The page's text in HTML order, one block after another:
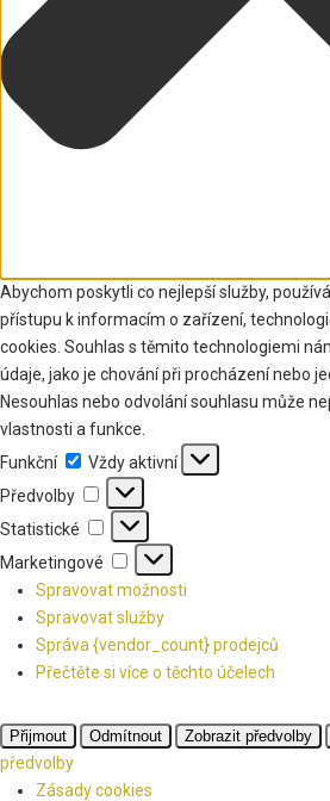
Abychom poskytli co nejlepší služby,
přístupu k informacím o zařízení,
cookies. Souhlas s těmito technologiemi
údaje, jako je chování při procházení nebo
Nesouhlas nebo odvolání souhlasu může
vlastnosti a funkce.
Funkční
Funkční
Vždy aktivní
Předvolby
Předvolby
Statistické Statistické
Marketingové
Marketingové
Spravovat možnosti
Spravovat služby
Správa {vendor_count} prodejců
Přečtěte si více o těchto účelech
Přijmout Odmítnout Zobrazit předvolby
předvolby
Zásady cookies